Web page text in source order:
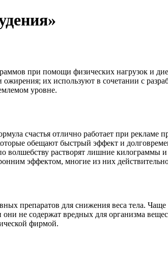
при помощи физических нагрузок и
их используют в сочетании с
уровне.
счастья отлично работает при рекламе
обещают быстрый эффект и
волшебству растворят лишние килограммы
эффектом, многие из них
препаратов для снижения веса тела.
не содержат вредных для организма
фирмой.